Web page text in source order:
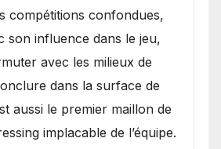
compétitions confondues,
son influence dans le jeu,
avec les milieux de
dans la surface de
aussi le premier maillon de
implacable de l’équipe.